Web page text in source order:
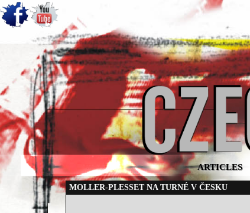
ARTICLES
MOLLER-PLESSET NA TURNÉ V ČESKU